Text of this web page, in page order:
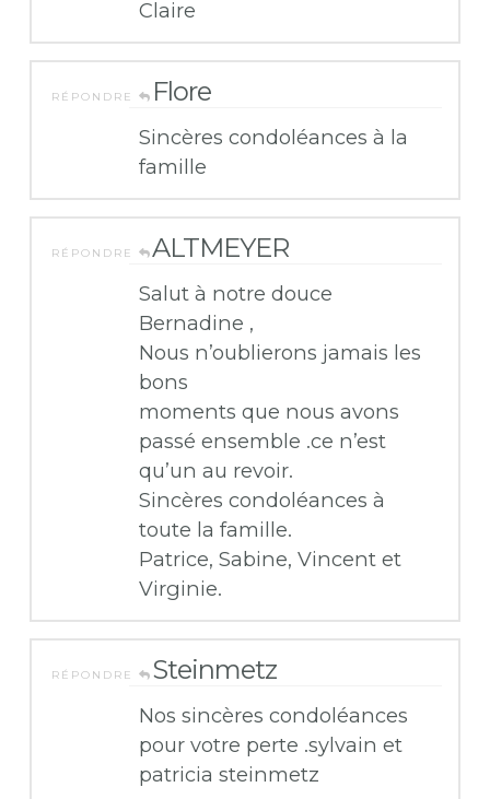
Claire
RÉPONDRE Flore
Sincères condoléances à la
famille
RÉPONDRE ALTMEYER
Salut à notre douce
Bernadine ,
Nous n’oublierons jamais les
bons
moments que nous avons
passé ensemble .ce n’est
qu’un au revoir.
Sincères condoléances à
toute la famille.
Patrice, Sabine, Vincent et
Virginie.
RÉPONDRE Steinmetz
Nos sincères condoléances
pour votre perte .sylvain et
patricia steinmetz